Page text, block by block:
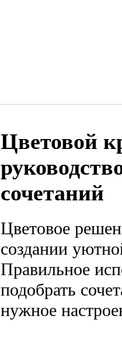
Цветовой
сочетаний
Цветовое
создании
Правильное
подобрать
нужное